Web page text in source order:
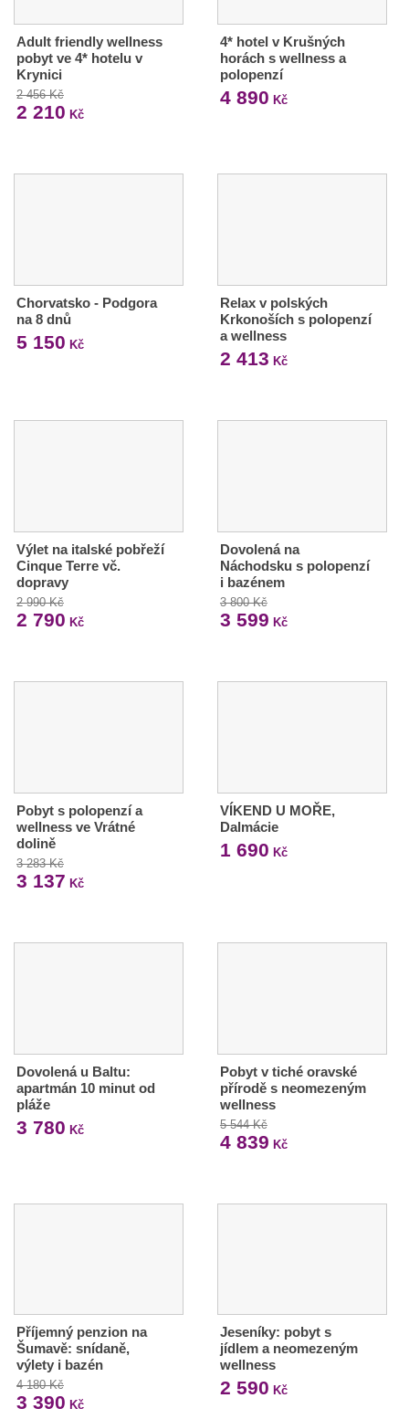
Adult friendly wellness
pobyt ve 4* hotelu v
Krynici
2 456 Kč
2 210 Kč
4* hotel v Krušných
horách s wellness a
polopenzí
4 890 Kč
Chorvatsko - Podgora
na 8 dnů
5 150 Kč
Relax v polských
Krkonoších s polopenzí
a wellness
2 413 Kč
Výlet na italské pobřeží
Cinque Terre vč.
dopravy
2 990 Kč
2 790 Kč
Dovolená na
Náchodsku s polopenzí
i bazénem
3 800 Kč
3 599 Kč
Pobyt s polopenzí a
wellness ve Vrátné
dolině
3 283 Kč
3 137 Kč
VÍKEND U MOŘE,
Dalmácie
1 690 Kč
Dovolená u Baltu:
apartmán 10 minut od
pláže
3 780 Kč
Pobyt v tiché oravské
přírodě s neomezeným
wellness
5 544 Kč
4 839 Kč
Příjemný penzion na
Šumavě: snídaně,
výlety i bazén
4 180 Kč
3 390 Kč
Jeseníky: pobyt s
jídlem a neomezeným
wellness
2 590 Kč